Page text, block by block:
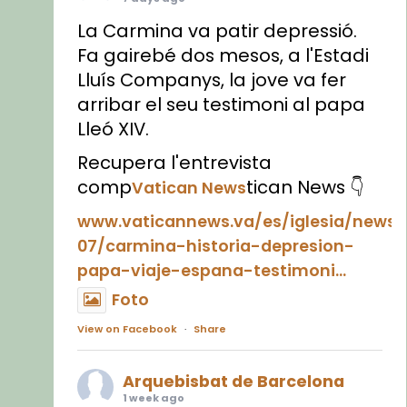
La Carmina va patir depressió.
Fa gairebé dos mesos, a l'Estadi
Lluís Companys, la jove va fer
arribar el seu testimoni al papa
Lleó XIV.
Recupera l'entrevista
compVatican Newstican News 👇
www.vaticannews.va/es/iglesia/news/
07/carmina-historia-depresion-
papa-viaje-espana-testimoni...
Foto
View on Facebook · Share
Arquebisbat de Barcelona
1 week ago